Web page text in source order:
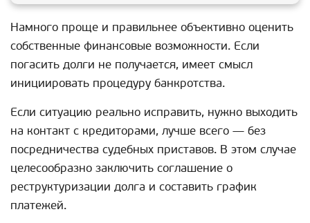
Намного проще и правильнее объективно оценить
собственные финансовые возможности. Если
погасить долги не получается, имеет смысл
инициировать процедуру банкротства.
Если ситуацию реально исправить, нужно выходить
на контакт с кредиторами, лучше всего — без
посредничества судебных приставов. В этом случае
целесообразно заключить соглашение о
реструктуризации долга и составить график
платежей.